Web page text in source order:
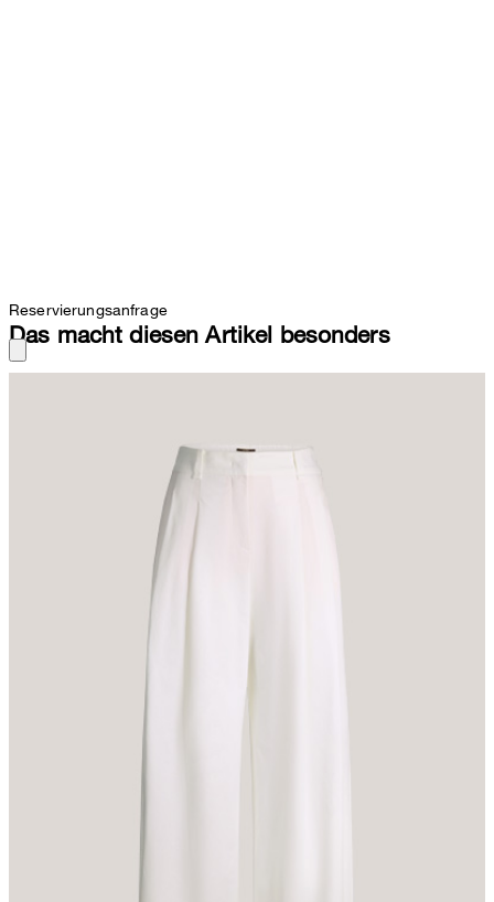
Reservierungsanfrage
Das macht diesen Artikel besonders
hervor. Als schmeichelndes Outfit erweisen sich luftige Blusen
sowie Poloshirts. Puren Tragekomfort bietet die Qualität aus
Baumwollstretch-Gabardine.